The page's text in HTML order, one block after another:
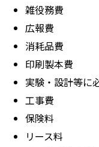
雑役務費
広報費
消耗品費
印刷製本費
実験・設計等に
工事費
保険料
リース料